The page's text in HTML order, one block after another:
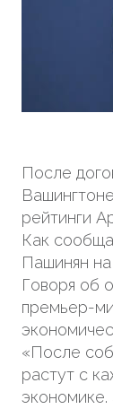
После
рейтинги
Как
Пашинян
Говоря об
премьер-
«После
растут с